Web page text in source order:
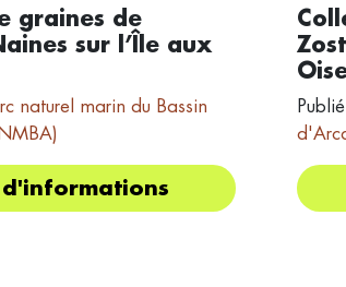
graines de
sur l’Île aux
naturel marin du Bassin
d'informations